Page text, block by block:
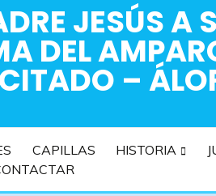
JESÚS A
DEL
–
CAPILLAS HISTORIA